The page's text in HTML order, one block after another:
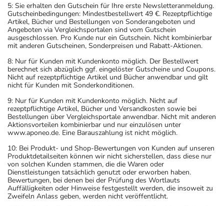
5: Sie erhalten den Gutschein für Ihre erste Newsletteranmeldung.
Gutscheinbedingungen: Mindestbestellwert 49 €. Rezeptpflichtige
Artikel, Bücher und Bestellungen von Sonderangeboten und
Angeboten via Vergleichsportalen sind vom Gutschein
ausgeschlossen. Pro Kunde nur ein Gutschein. Nicht kombinierbar
mit anderen Gutscheinen, Sonderpreisen und Rabatt-Aktionen.
8: Nur für Kunden mit Kundenkonto möglich. Der Bestellwert
berechnet sich abzüglich ggf. eingelöster Gutscheine und Coupons.
Nicht auf rezeptpflichtige Artikel und Bücher anwendbar und gilt
nicht für Kunden mit Sonderkonditionen.
9: Nur für Kunden mit Kundenkonto möglich. Nicht auf
rezeptpflichtige Artikel, Bücher und Versandkosten sowie bei
Bestellungen über Vergleichsportale anwendbar. Nicht mit anderen
Aktionsvorteilen kombinierbar und nur einzulösen unter
www.aponeo.de. Eine Barauszahlung ist nicht möglich.
10: Bei Produkt- und Shop-Bewertungen von Kunden auf unseren
Produktdetailseiten können wir nicht sicherstellen, dass diese nur
von solchen Kunden stammen, die die Waren oder
Dienstleistungen tatsächlich genutzt oder erworben haben.
Bewertungen, bei denen bei der Prüfung des Wortlauts
Auffälligkeiten oder Hinweise festgestellt werden, die insoweit zu
Zweifeln Anlass geben, werden nicht veröffentlicht.